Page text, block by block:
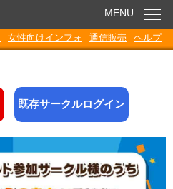
お知らせ
電子書籍
Q&A
各種ダウンロード
MENU
女性向けインフォ 通信販売 ヘルプ
既存サークルログイン